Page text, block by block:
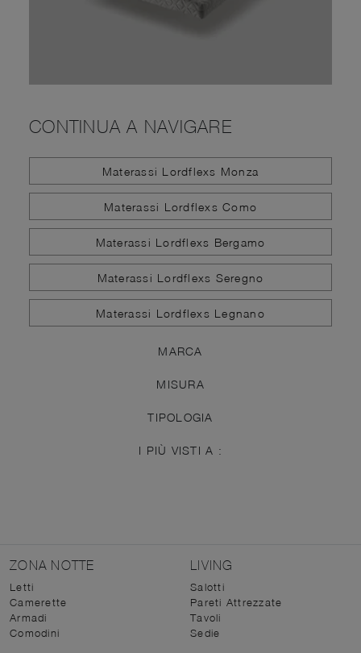
CONTINUA A NAVIGARE
Materassi Lordflexs Monza
Materassi Lordflexs Como
Materassi Lordflexs Bergamo
Materassi Lordflexs Seregno
Materassi Lordflexs Legnano
MARCA
MISURA
TIPOLOGIA
I PIÙ VISTI A :
ZONA NOTTE
Letti
Camerette
Armadi
Comodini
LIVING
Salotti
Pareti Attrezzate
Tavoli
Sedie